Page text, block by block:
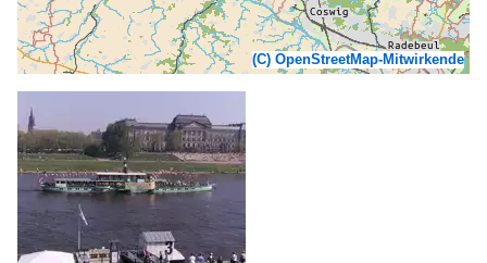
(C) OpenStreetMap-Mitwirkende